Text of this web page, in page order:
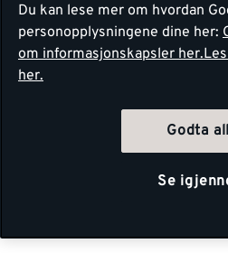
Du kan lese mer om hvordan
personopplysningene dine her:
om informasjonskapsler her.
her.
Godta
Se